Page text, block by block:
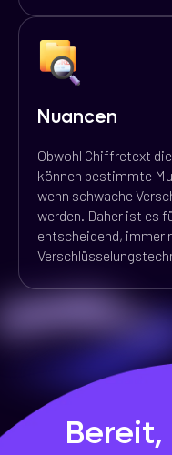
Nuancen
Obwohl Chiffretext
können bestimmte
wenn schwache
werden. Daher ist es
entscheidend, immer
Bereit,